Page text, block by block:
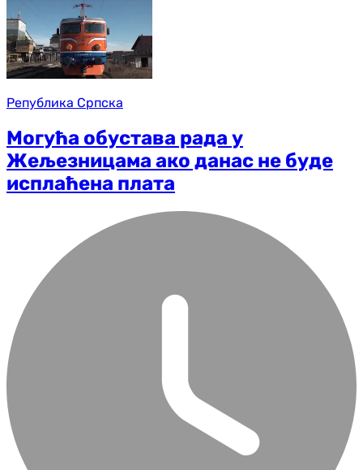
Република Српска
Могућа обустава рада у
Жељезницама ако данас не буде
исплаћена плата